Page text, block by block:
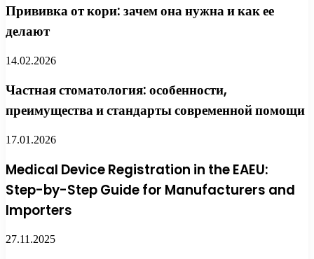
Прививка от кори: зачем она нужна и как ее
делают
14.02.2026
Частная стоматология: особенности,
преимущества и стандарты современной помощи
17.01.2026
Medical Device Registration in the EAEU:
Step-by-Step Guide for Manufacturers and
Importers
27.11.2025